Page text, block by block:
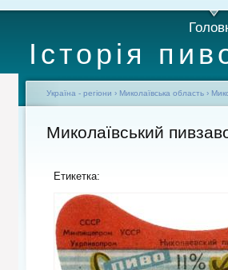
Історія
Україна - регіони › Миколаївська область ›
Миколаївський
Етикетка: